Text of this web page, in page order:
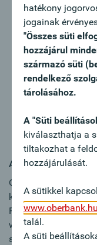
Sie verfügen
im
Sie sind ein
Engagement,
Diplomatie sind
ein eigenes
Ajánlatunk:
Oberbank ist anders,
kundennahe,
wachsen auch die
sich beruflich und
hatékony
jogainak
"Összes süti
hozzájárul
származó süti
rendelkező
tárolásához.
A "Süti
kiválaszthatja a
tiltakozhat a
hozzájárulását.
A sütikkel
talál.
A süti